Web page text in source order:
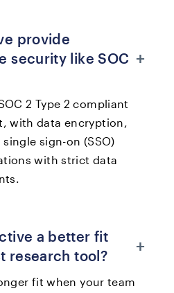
provide
security like SOC +
2 Type 2 compliant
with data encryption,
sign-on (SSO)
with strict data
a better fit
research tool?
+
fit when your team